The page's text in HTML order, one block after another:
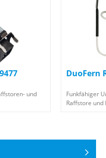
und
DuoFern
Funkfähiger
Raffstore und